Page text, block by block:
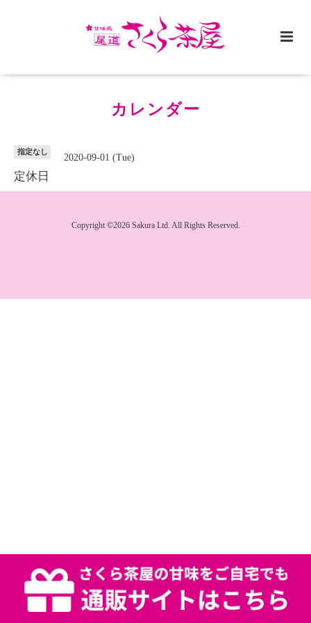
カレンダー
指定なし
2020-09-01 (Tue)
定休日
Copyright ©2026 Sakura Ltd. All Rights Reserved.